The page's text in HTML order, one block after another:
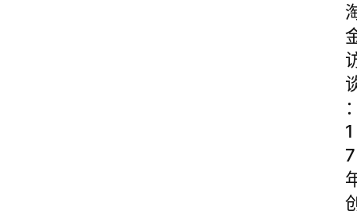
1
7